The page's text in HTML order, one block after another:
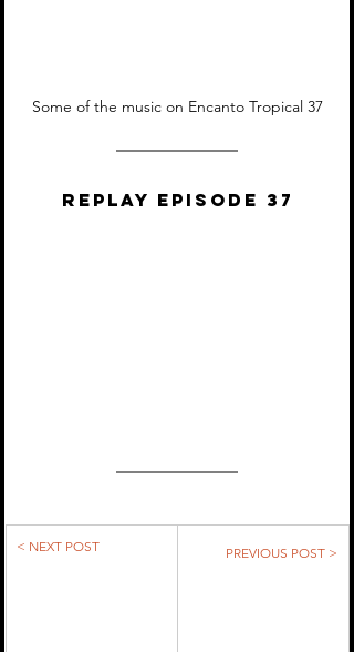
Some of the music on Encanto Tropical 37
REPLAY EPISODE 37
< NEXT POST PREVIOUS POST >